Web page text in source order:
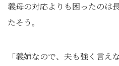
義母の対応よりも困ったのは
たそう。
「義姉なので、夫も強く言